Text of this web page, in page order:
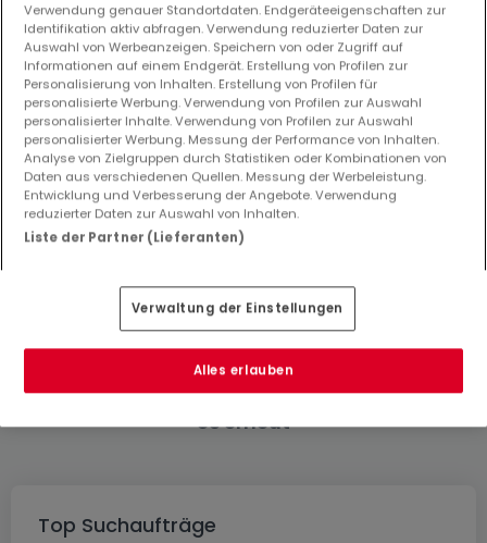
Häuser in Haller - Suche mit einer
Zimmerangabe
1 Schlafzimmer
3 Schlafzimmer
4 Schlafzimmer
6 Schlafzimmer
Bitte ändern Sie Ihre Suche und versuchen Sie
es erneut
Top Suchaufträge
Verwendung genauer Standortdaten. Endgeräteeigenschaften zur
Identifikation aktiv abfragen. Verwendung reduzierter Daten zur
Auswahl von Werbeanzeigen. Speichern von oder Zugriff auf
Informationen auf einem Endgerät. Erstellung von Profilen zur
Personalisierung von Inhalten. Erstellung von Profilen für
personalisierte Werbung. Verwendung von Profilen zur Auswahl
personalisierter Inhalte. Verwendung von Profilen zur Auswahl
personalisierter Werbung. Messung der Performance von Inhalten.
Analyse von Zielgruppen durch Statistiken oder Kombinationen von
Daten aus verschiedenen Quellen. Messung der Werbeleistung.
Entwicklung und Verbesserung der Angebote. Verwendung
reduzierter Daten zur Auswahl von Inhalten.
Liste der Partner (Lieferanten)
Verwaltung der Einstellungen
Alles erlauben